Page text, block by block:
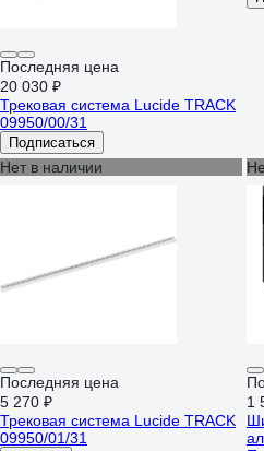
Последняя цена
20 030 ₽
Трековая система Lucide TRACK
09950/00/31
Подписаться
Нет в наличии
Последняя цена
5 270 ₽
Трековая система Lucide TRACK
09950/01/31
1